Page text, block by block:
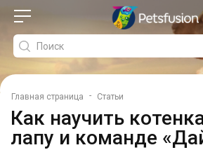
Главная страница - Статьи
Как научить
лапу и команде